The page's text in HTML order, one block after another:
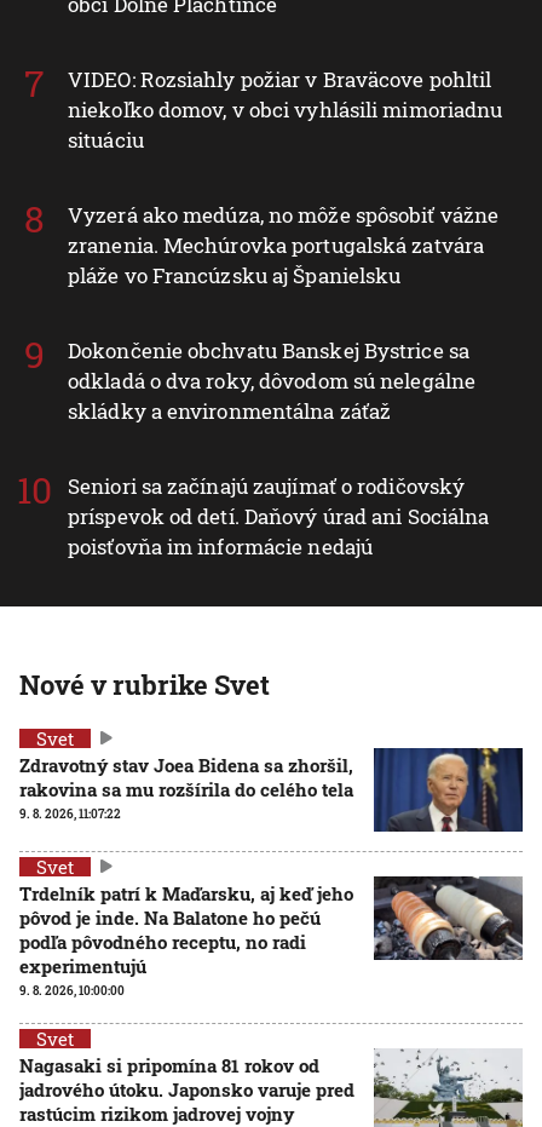
VIDEO: Rozsiahly požiar v Braväcove pohltil
niekoľko domov, v obci vyhlásili mimoriadnu
situáciu
Vyzerá ako medúza, no môže spôsobiť vážne
zranenia. Mechúrovka portugalská zatvára
pláže vo Francúzsku aj Španielsku
Dokončenie obchvatu Banskej Bystrice sa
odkladá o dva roky, dôvodom sú nelegálne
skládky a environmentálna záťaž
Seniori sa začínajú zaujímať o rodičovský
príspevok od detí. Daňový úrad ani Sociálna
poisťovňa im informácie nedajú
Nové v rubrike Svet
Svet
Zdravotný stav Joea Bidena sa zhoršil,
rakovina sa mu rozšírila do celého tela
9. 8. 2026, 11:07:22
Svet
Trdelník patrí k Maďarsku, aj keď jeho
pôvod je inde. Na Balatone ho pečú
podľa pôvodného receptu, no radi
experimentujú
9. 8. 2026, 10:00:00
Svet
Nagasaki si pripomína 81 rokov od
jadrového útoku. Japonsko varuje pred
rastúcim rizikom jadrovej vojny